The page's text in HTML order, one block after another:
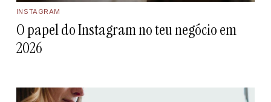
INSTAGRAM
O papel do Instagram no teu negócio em
2026